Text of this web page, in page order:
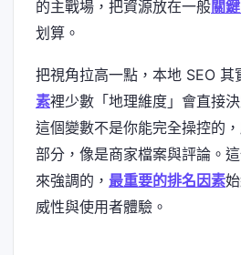
的主戰場，把資源放在一般關
划算。
把視角拉高一點，本地 SEO 其
素裡少數「地理維度」會直接
這個變數不是你能完全操控的
部分，像是商家檔案與評論。
來強調的， 最重要的排名因素
威性與使用者體驗。